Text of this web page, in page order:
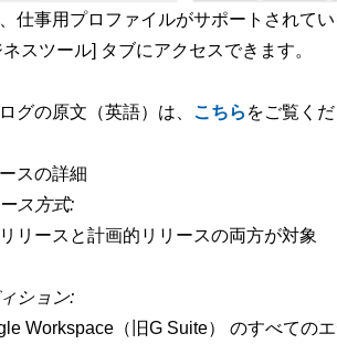
仕事用プロファイルがサポートされて
ネスツール] タブにアクセスできます。
グの原文（英語）は、 こちら をご覧くだ
スの詳細
ス方式:
リースと計画的リリースの両方が対象
ション:
Workspace（旧G Suite） のすべての